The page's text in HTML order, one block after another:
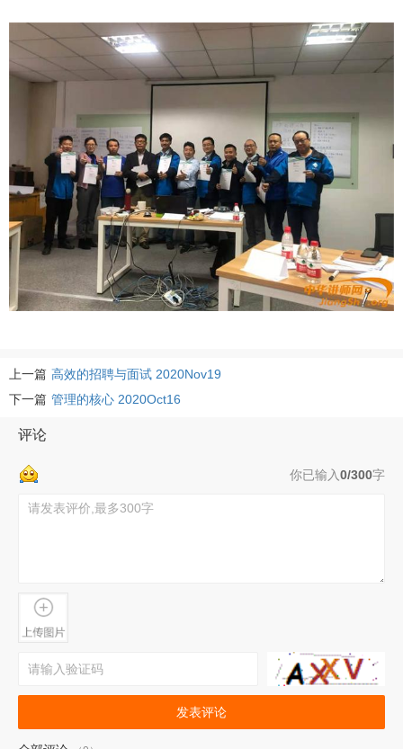
上一篇 高效的招聘与面试 2020Nov19
下一篇 管理的核心 2020Oct16
评论
你已输入0/300字
发表评论